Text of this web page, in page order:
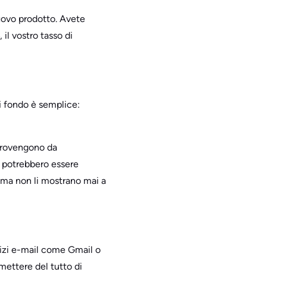
prodotto. Avete
il vostro tasso di
fondo è semplice:
da
essere
non li mostrano mai a
e-mail come Gmail o
del tutto di